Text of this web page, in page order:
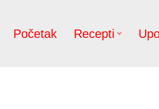
Početak Recepti